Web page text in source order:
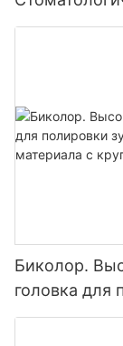
Плотность
Биколор.
головка для